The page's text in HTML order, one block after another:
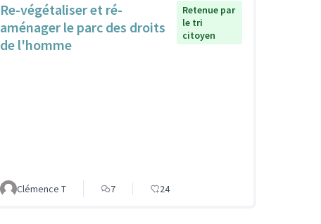
Re-végétaliser et ré-
aménager le parc des droits
de l'homme
Retenue par
le tri
citoyen
Clémence T 7 24